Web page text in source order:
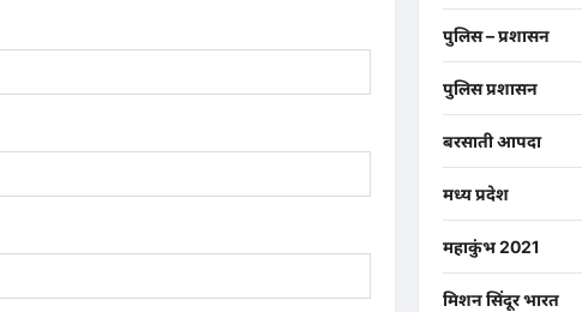
पुलिस – प्रशासन
पुलिस प्रशासन
बरसाती आपदा
मध्य प्रदेश
महाकुंभ 2021
मिशन सिंदूर भारत